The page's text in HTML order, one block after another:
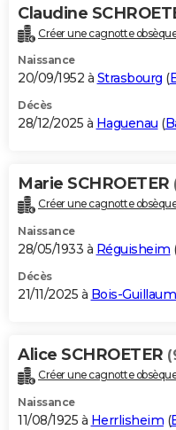
Claudine
Créer une cagnotte
Naissance
20/09/1952 à Strasbourg (
Décès
28/12/2025 à Haguenau (
Marie SCHROETER
Créer une cagnotte
Naissance
28/05/1933 à Réguisheim
Décès
21/11/2025 à Bois-
Alice SCHROETER
Créer une cagnotte
Naissance
11/08/1925 à Herrlisheim (